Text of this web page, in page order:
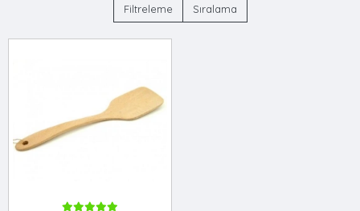
Filtreleme Sıralama